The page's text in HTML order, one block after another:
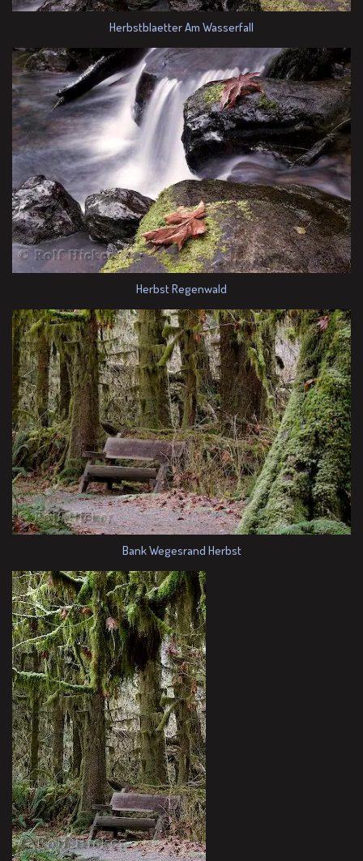
Herbstblaetter Am Wasserfall
Herbst Regenwald
Bank Wegesrand Herbst